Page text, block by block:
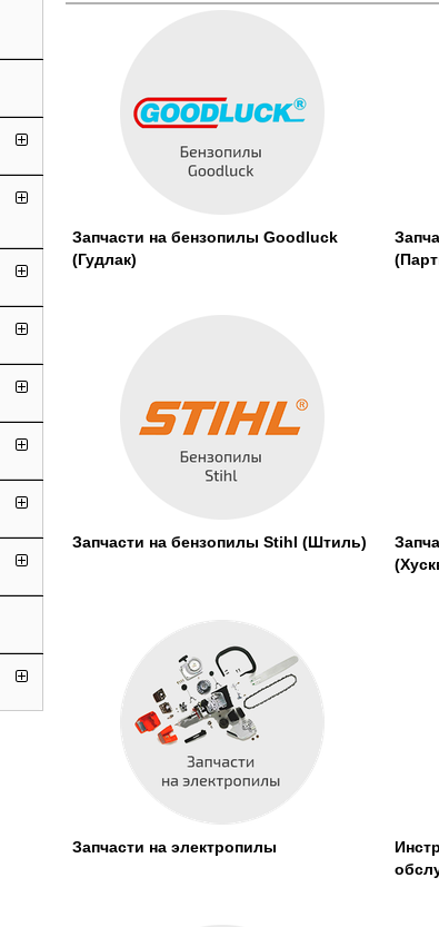
Запчасти на бензопилы Goodluck
(Гудлак)
Запчасти на бензопилы Stihl (Штиль)
Запчасти на электропилы